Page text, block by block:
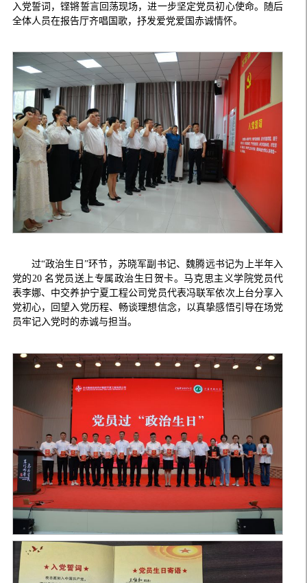
入党誓词，铿锵誓言回荡现场，进一步坚定党员初心使命。随后
全体人员在报告厅齐唱国歌，抒发爱党爱国赤诚情怀。
过“政治生日”环节，苏晓军副书记、魏腾远书记为上半年入
党的20 名党员送上专属政治生日贺卡。马克思主义学院党员代
表李娜、中交养护宁夏工程公司党员代表冯联军依次上台分享入
党初心，回望入党历程、畅谈理想信念，以真挚感悟引导在场党
员牢记入党时的赤诚与担当。